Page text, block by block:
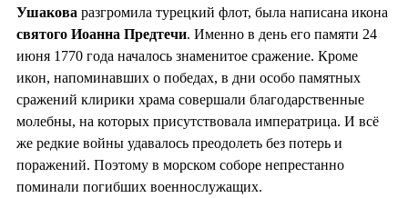
Ушакова разгромила турецкий флот, была написана икона
святого Иоанна Предтечи. Именно в день его памяти 24
июня 1770 года началось знаменитое сражение. Кроме
икон, напоминавших о победах, в дни особо памятных
сражений клирики храма совершали благодарственные
молебны, на которых присутствовала императрица. И всё
же редкие войны удавалось преодолеть без потерь и
поражений. Поэтому в морском соборе непрестанно
поминали погибших военнослужащих.